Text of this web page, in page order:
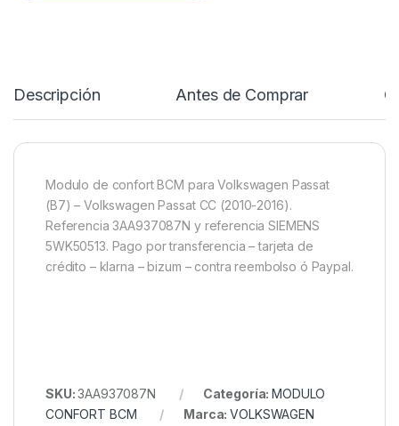
Descripción Antes de Comprar
Modulo de confort BCM para Volkswagen Passat
(B7) – Volkswagen Passat CC (2010-2016).
Referencia 3AA937087N y referencia SIEMENS
5WK50513. Pago por transferencia – tarjeta de
crédito – klarna – bizum – contra reembolso ó Paypal.
SKU:3AA937087N Categoría:MODULO
CONFORT BCM
Marca:VOLKSWAGEN